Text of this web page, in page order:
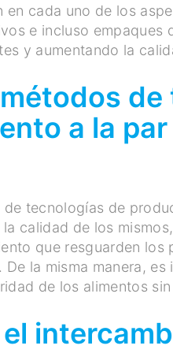
en cada uno de los
e incluso
y aumentando la
a la
tecnologías de
calidad de los
que resguarden
De la misma manera,
de los alimentos
el